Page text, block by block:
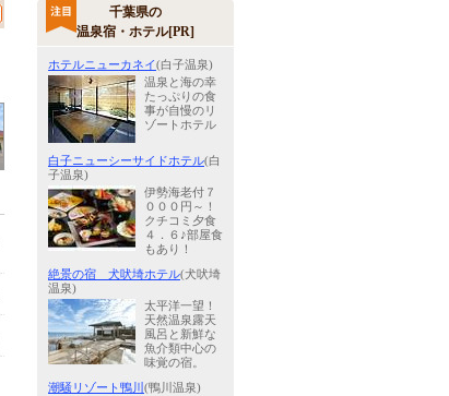
千葉県の
温泉宿・ホテル[PR]
ホテルニューカネイ(白子温泉)
温泉と海の幸
たっぷりの食
事が自慢のリ
ゾートホテル
白子ニューシーサイドホテル(白
子温泉)
伊勢海老付７
０００円～！
クチコミ夕食
４．６♪部屋食
もあり！
絶景の宿 犬吠埼ホテル(犬吠埼
温泉)
太平洋一望！
天然温泉露天
風呂と新鮮な
魚介類中心の
味覚の宿。
潮騒リゾート鴨川 (鴨川温泉)